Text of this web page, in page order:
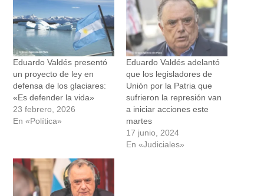
Eduardo Valdés presentó
un proyecto de ley en
defensa de los glaciares:
«Es defender la vida»
23 febrero, 2026
En «Política»
Eduardo Valdés adelantó
que los legisladores de
Unión por la Patria que
sufrieron la represión van
a iniciar acciones este
martes
17 junio, 2024
En «Judiciales»